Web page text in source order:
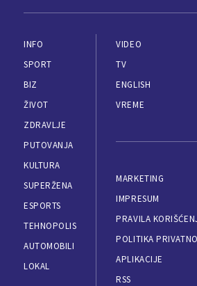
INFO
SPORT
BIZ
ŽIVOT
ZDRAVLJE
PUTOVANJA
KULTURA
SUPERŽENA
ESPORTS
TEHNOPOLIS
AUTOMOBILI
LOKAL
VIDEO
TV
ENGLISH
VREME
MARKETING
IMPRESUM
PRAVILA
POLITIKA
APLIKACIJE
RSS